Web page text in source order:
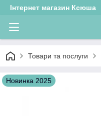
Інтернет магазин Ксюша
Товари та послуги
Новинка 2025